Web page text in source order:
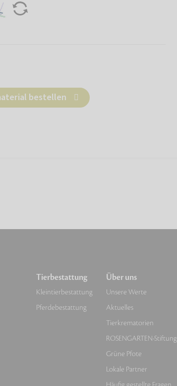
bestellen
Tierbestattung
Kleintierbestattung
Pferdebestattung
Über uns
Unsere Werte
Aktuelles
Tierkrematorien
ROSENGARTEN-Stiftung
Grüne Pfote
Lokale Partner